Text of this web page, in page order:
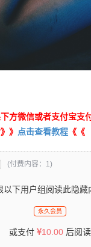
方微信或者支付宝支
》 点击查看教程 《《
(付费内容：1)
以下用户组阅读此隐藏
永久会员
或支付 10.00 后阅读